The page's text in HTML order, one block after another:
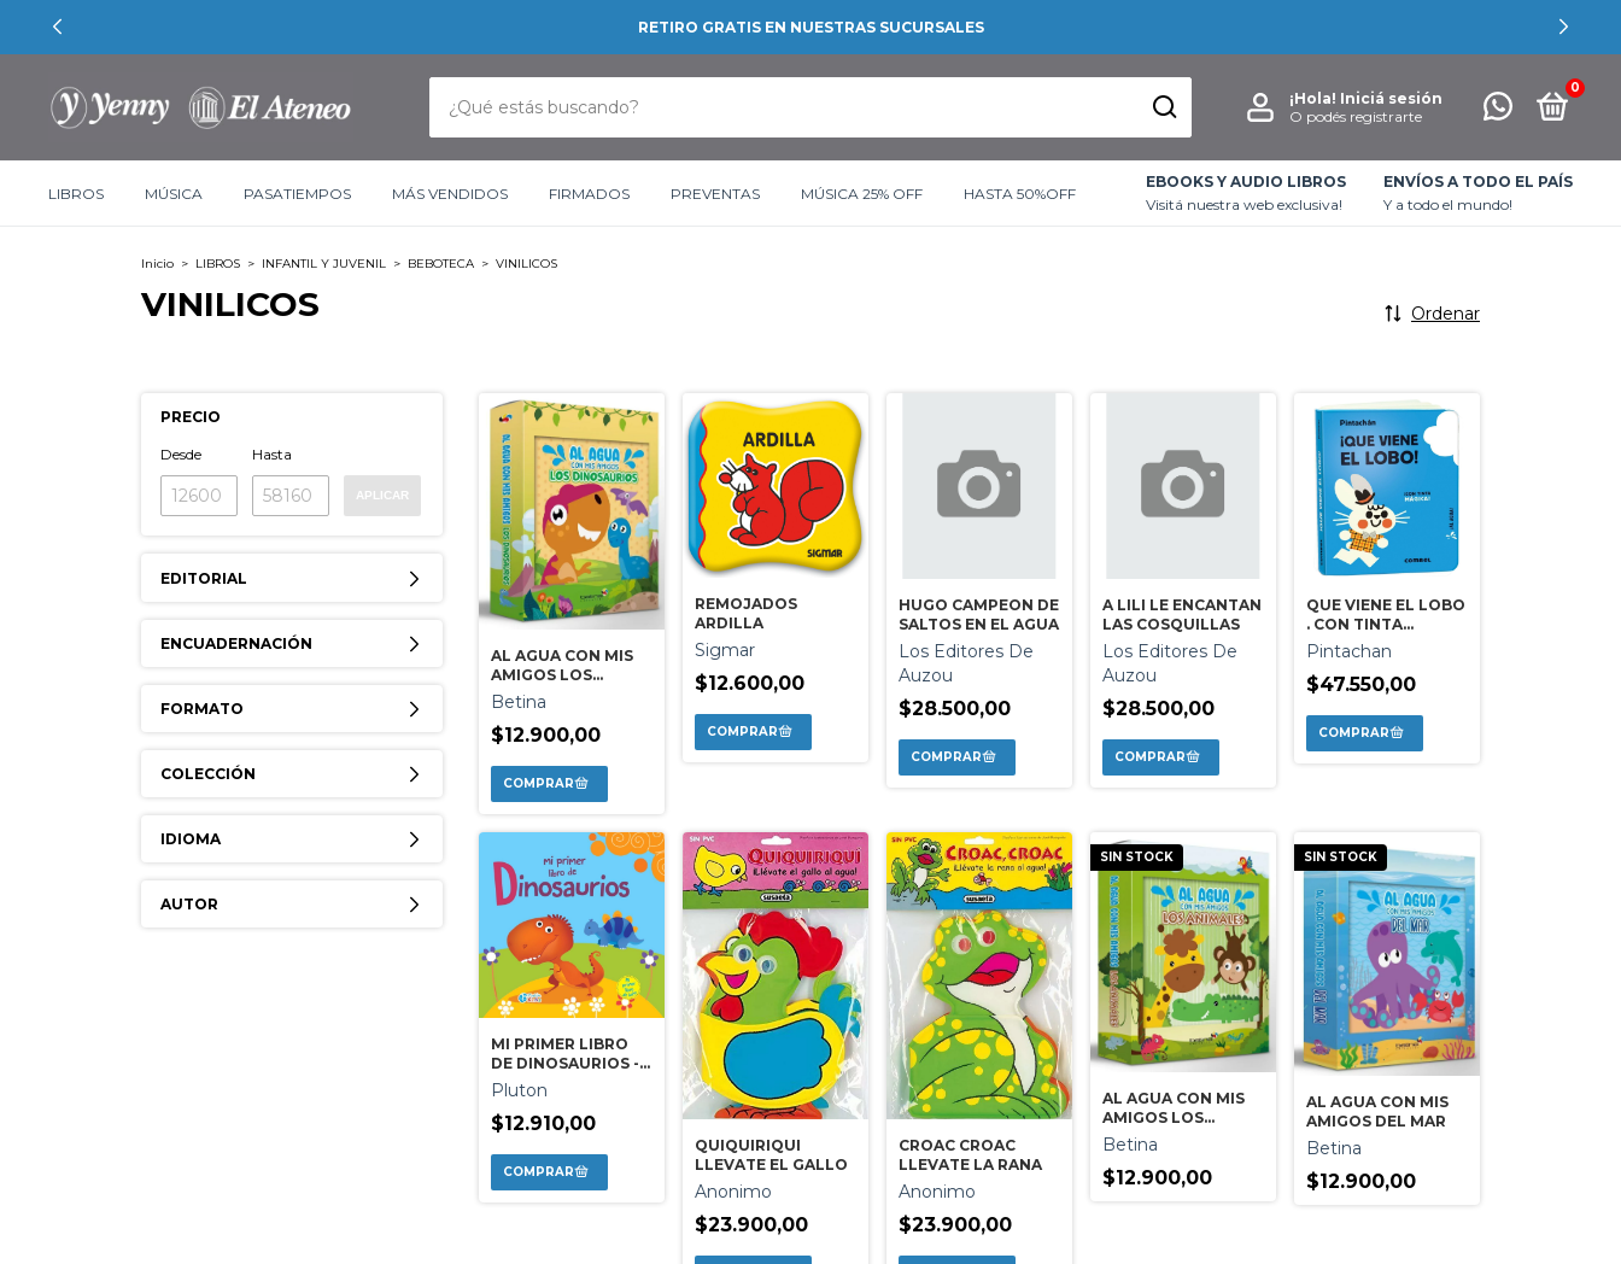
RETIRO GRATIS EN NUESTRAS SUCURSALES
¡Hola! Iniciá sesión
O podés registrarte
0
LIBROS MÚSICA PASATIEMPOS MÁS VENDIDOS FIRMADOS PREVENTAS MÚSICA 25% OFF HASTA 50%OFF
EBOOKS Y AUDIO LIBROS
Visitá nuestra web exclusiva!
ENVÍOS A TODO EL PAÍS
Y a todo el mundo!
Inicio > LIBROS > INFANTIL Y JUVENIL > BEBOTECA > VINILICOS
VINILICOS Ordenar
PRECIO
Desde Hasta
APLICAR
EDITORIAL
ENCUADERNACIÓN
FORMATO
COLECCIÓN
IDIOMA
AUTOR
AL AGUA CON MIS
AMIGOS LOS
DINOSAURIOS
Betina
$12.900,00
REMOJADOS
ARDILLA
Sigmar
$12.600,00
HUGO CAMPEON DE
SALTOS EN EL AGUA
Los Editores De
Auzou
$28.500,00
A LILI LE ENCANTAN
LAS COSQUILLAS
Los Editores De
Auzou
$28.500,00
QUE VIENE EL LOBO
. CON TINTA
MAGICA AL AGUA -
LIBRO BAÑO
Pintachan
$47.550,00
MI PRIMER LIBRO
DE DINOSAURIOS -
LIBRO BAÑO
Pluton
$12.910,00
QUIQUIRIQUI
LLEVATE EL GALLO
Anonimo
$23.900,00
CROAC CROAC
LLEVATE LA RANA
Anonimo
$23.900,00
SIN STOCK
AL AGUA CON MIS
AMIGOS LOS
ANIMALES
Betina
$12.900,00
SIN STOCK
AL AGUA CON MIS
AMIGOS DEL MAR
Betina
$12.900,00